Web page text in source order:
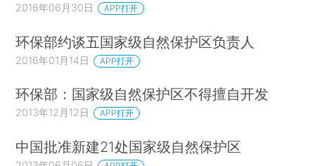
2016年06月30日 APP打开
环保部约谈五国家级自然保护区负责人
2016年01月14日 APP打开
环保部：国家级自然保护区不得擅自开发
2013年12月12日 APP打开
中国批准新建21处国家级自然保护区